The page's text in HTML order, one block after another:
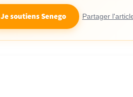
Je soutiens Senego Partager